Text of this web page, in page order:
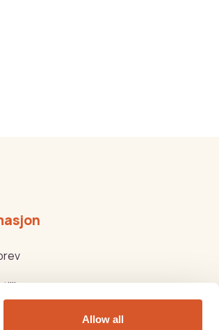
Allow all
Leveringsbetingelser